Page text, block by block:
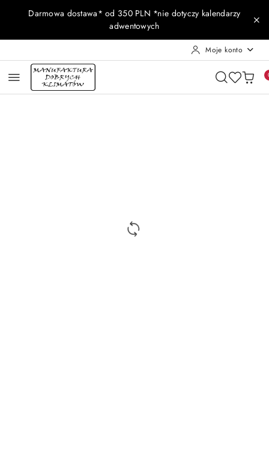
Przejdź do treści głównej
Przejdź do wyszukiwarki
Przejdź do moje konto
Przejdź do menu głównego
Przejdź do opisu produktu
Przejdź do stopki
Darmowa dostawa* od 350 PLN *nie dotyczy kalendarzy
adwentowych
Moje konto